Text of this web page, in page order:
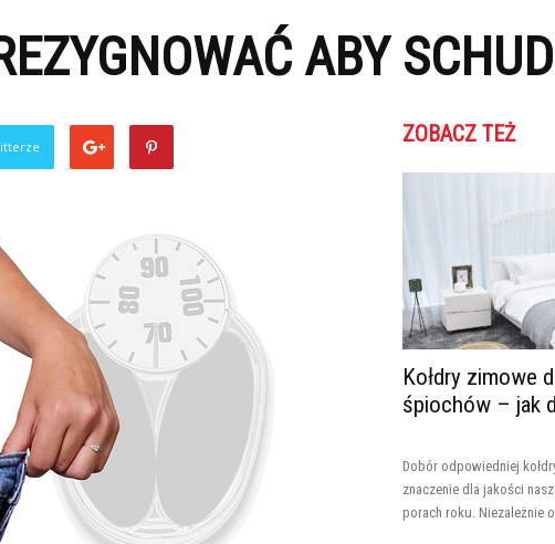
ABY
ZOBACZ TEŻ
Kołdry zimowe
śpiochów – jak
Dobór odpowiedniej
znaczenie dla jakości
porach roku. Niezależnie